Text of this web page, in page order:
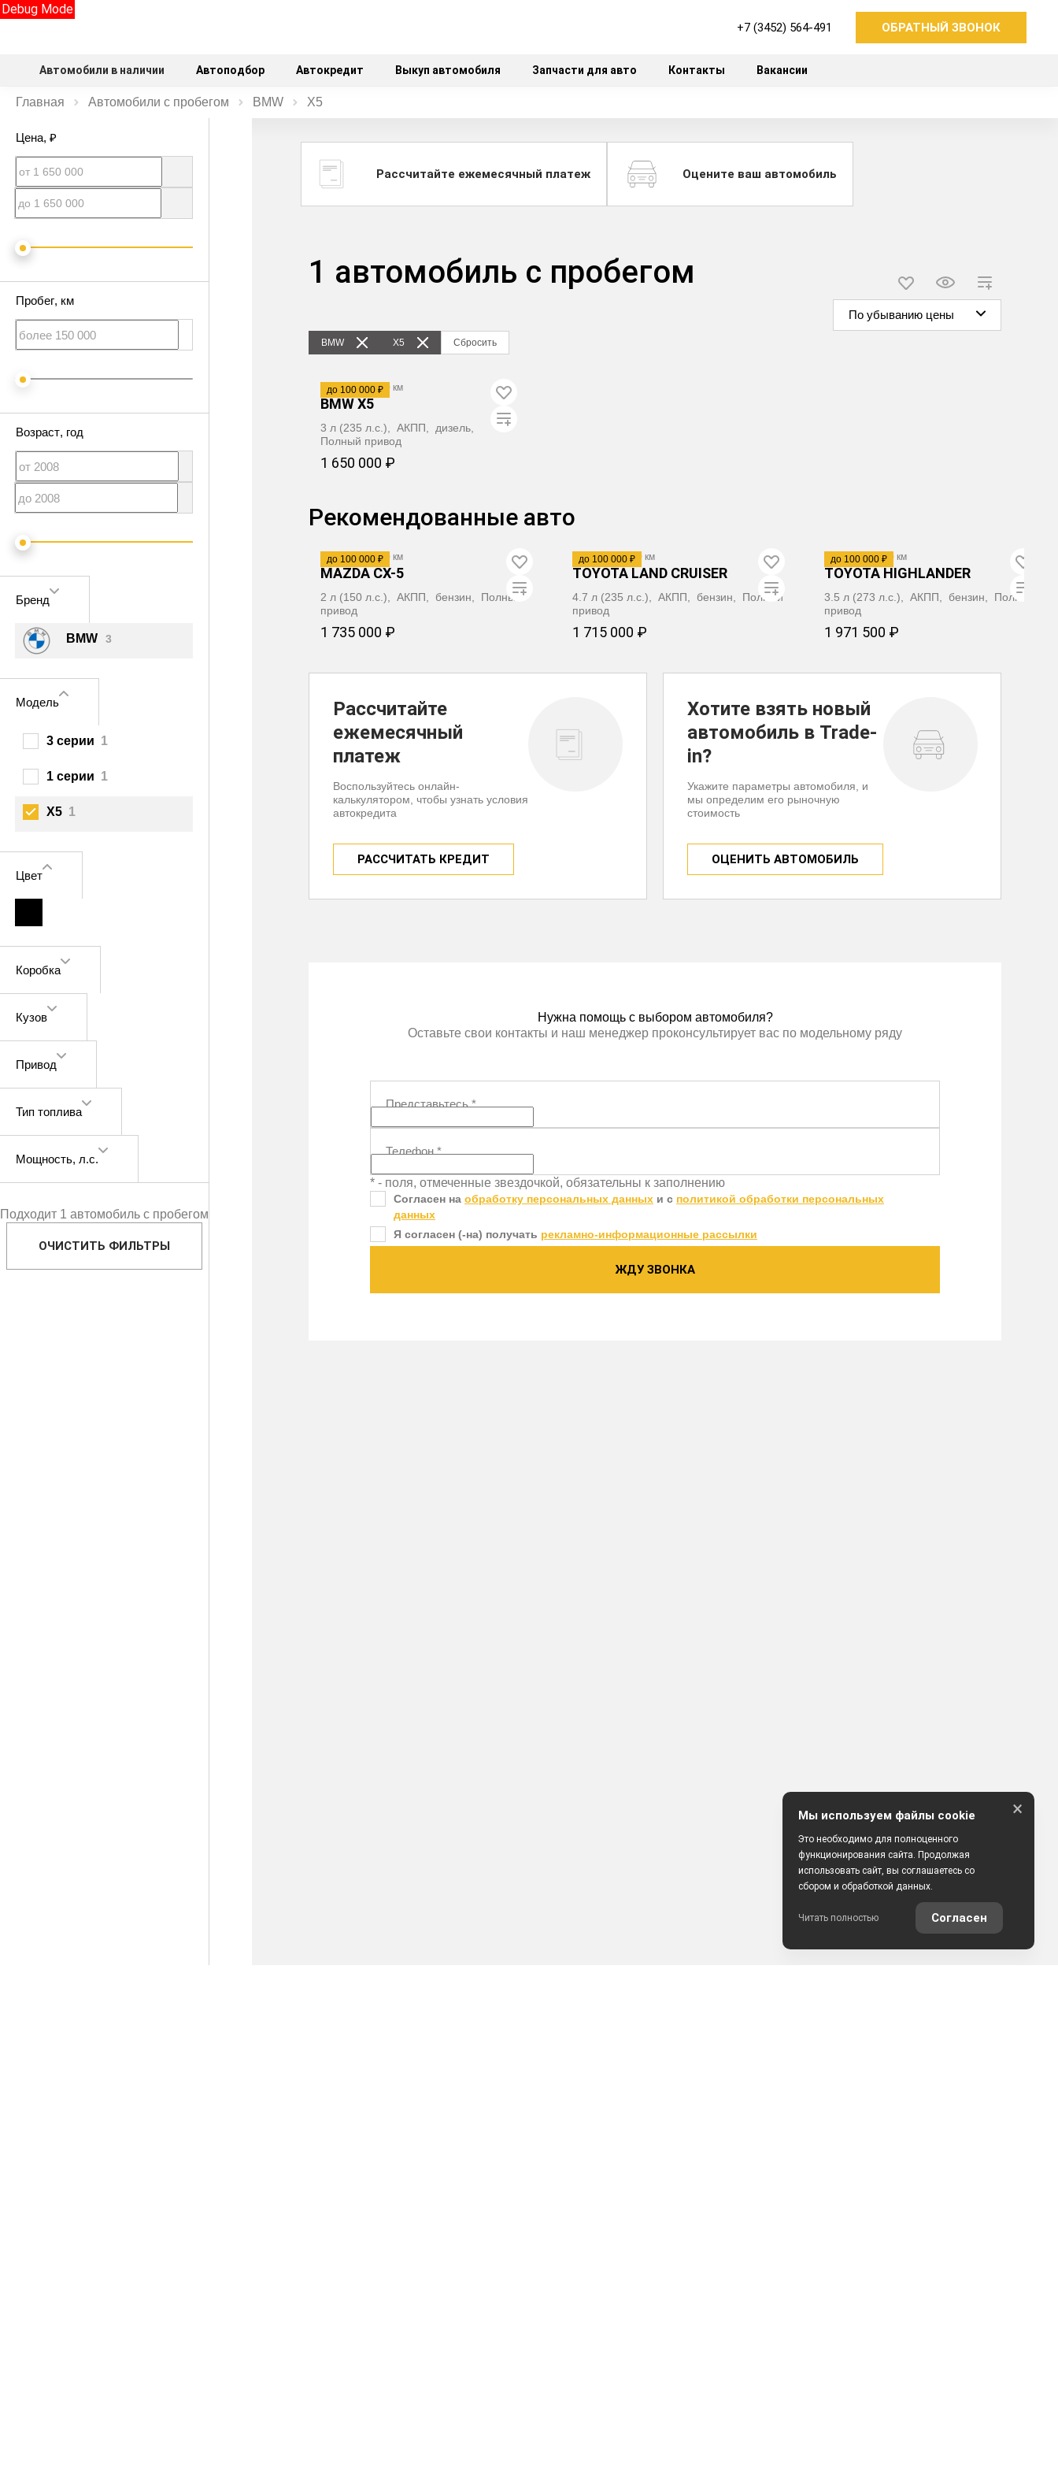
Debug Mode
+7 (3452) 564-491 ОБРАТНЫЙ ЗВОНОК
Автомобили в наличии Автоподбор Автокредит Выкуп автомобиля Запчасти для авто Контакты Вакансии
Главная Автомобили с пробегом BMW X5
Цена, ₽
Пробег, км
Возраст, год
Бренд
BMW 3
Модель
3 серии 1
1 серии 1
X5 1
Цвет
Коробка
Кузов
Привод
Тип топлива
Мощность, л.с.
Подходит 1 автомобиль с пробегом
ОЧИСТИТЬ ФИЛЬТРЫ
Рассчитайте ежемесячный платеж Оцените ваш автомобиль
1 автомобиль с пробегом
BMW X5 Сбросить
По убыванию цены
до 100 000 ₽
2008 ·355 000 км
BMW X5
3 л (235 л.с.), АКПП, дизель,
Полный привод
1 650 000 ₽
Рекомендованные авто
до 100 000 ₽
2012 ·143 200 км
MAZDA CX-5
2 л (150 л.с.), АКПП, бензин, Полный
привод
1 735 000 ₽
до 100 000 ₽
2006 ·522 350 км
TOYOTA LAND CRUISER
4.7 л (235 л.с.), АКПП, бензин, Полный
привод
1 715 000 ₽
до 100 000 ₽
2010 ·230 000 км
TOYOTA HIGHLANDER
3.5 л (273 л.с.), АКПП, бензин, Полный
привод
1 971 500 ₽
Рассчитайте
ежемесячный
платеж
Воспользуйтесь онлайн-
калькулятором, чтобы узнать условия
автокредита
РАССЧИТАТЬ КРЕДИТ
Хотите взять новый
автомобиль в Trade-
in?
Укажите параметры автомобиля, и
мы определим его рыночную
стоимость
ОЦЕНИТЬ АВТОМОБИЛЬ
Нужна помощь с выбором автомобиля?
Оставьте свои контакты и наш менеджер проконсультирует вас по модельному ряду
Представьтесь*
Телефон*
* - поля, отмеченные звездочкой, обязательны к заполнению
Согласен на обработку персональных данных и c политикой обработки персональных
данных
Я согласен (-на) получать рекламно-информационные рассылки
ЖДУ ЗВОНКА
Мы используем файлы cookie
Это необходимо для полноценного
функционирования сайта. Продолжая
использовать сайт, вы соглашаетесь со
сбором и обработкой данных.
Читать полностью Согласен
×